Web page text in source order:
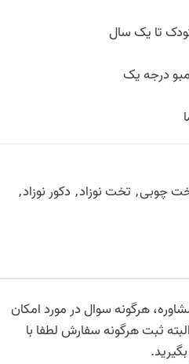
تا یک سال
درجه یک
چوبی, تخت نوزاد, دکور نوزاد,
هرگونه سوال در مورد امکان
ثبت هرگونه سفارش لطفا با
بگیرید.